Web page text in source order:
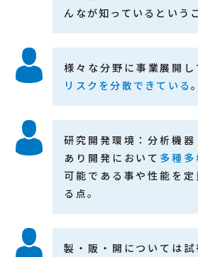
んなが知っているという
様々な分野に事業展開
リスクを分散できている。
研究開発環境：分析機器
あり開発において 多種
可能である事や性能を
る点。
製・販・開については試